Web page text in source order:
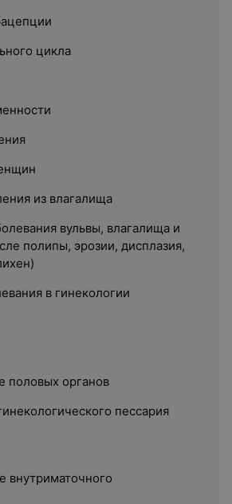
цикла
из влагалища
вульвы, влагалища и
полипы, эрозии, дисплазия,
в гинекологии
половых органов
пессария
внутриматочного